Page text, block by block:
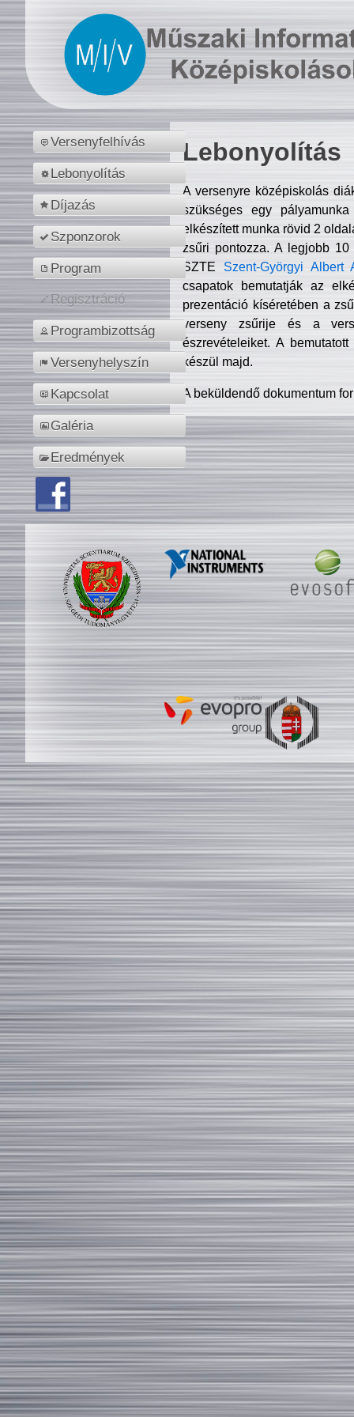
Versenyfelhívás
Lebonyolítás
Díjazás
Szponzorok
Program
Regisztráció
Programbizottság
Versenyhelyszín
Kapcsolat
Galéria
Eredmények
Lebonyolítás
A versenyre középiskolás
szükséges egy
elkészített munka rövid 2
zsűri pontozza. A legjobb
SZTE Szent-Györgyi Albert
csapatok bemutatják az
prezentáció kíséretében a
verseny zsűrije és a
észrevételeiket. A
készül majd.
A beküldendő dokumentum